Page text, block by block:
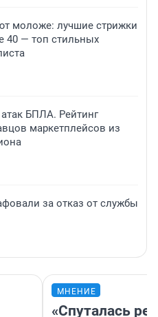
моложе: лучшие стрижки
40 — топ стильных
БПЛА. Рейтинг
маркетплейсов из
за отказ от службы
МНЕНИЕ
«Спуталась